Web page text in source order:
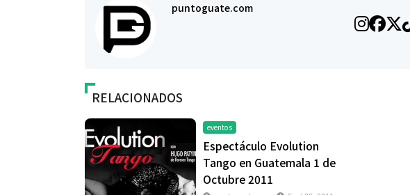
puntoguate.com
RELACIONADOS
eventos
Espectáculo Evolution
Tango en Guatemala 1 de
Octubre 2011